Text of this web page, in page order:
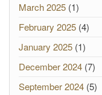
March 2025 (1)
February 2025 (4)
January 2025 (1)
December 2024 (7)
September 2024 (5)